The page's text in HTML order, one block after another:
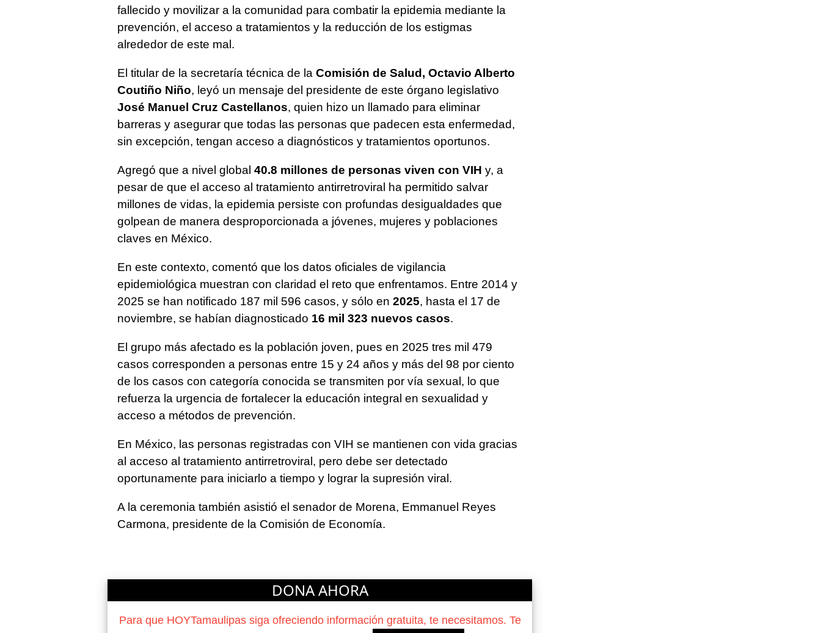
fallecido y movilizar a la comunidad para combatir la epidemia mediante la
prevención, el acceso a tratamientos y la reducción de los estigmas
alrededor de este mal.
El titular de la secretaría técnica de la Comisión de Salud, Octavio Alberto
Coutiño Niño, leyó un mensaje del presidente de este órgano legislativo
José Manuel Cruz Castellanos, quien hizo un llamado para eliminar
barreras y asegurar que todas las personas que padecen esta enfermedad,
sin excepción, tengan acceso a diagnósticos y tratamientos oportunos.
Agregó que a nivel global 40.8 millones de personas viven con VIH y, a
pesar de que el acceso al tratamiento antirretroviral ha permitido salvar
millones de vidas, la epidemia persiste con profundas desigualdades que
golpean de manera desproporcionada a jóvenes, mujeres y poblaciones
claves en México.
En este contexto, comentó que los datos oficiales de vigilancia
epidemiológica muestran con claridad el reto que enfrentamos. Entre 2014 y
2025 se han notificado 187 mil 596 casos, y sólo en 2025, hasta el 17 de
noviembre, se habían diagnosticado 16 mil 323 nuevos casos.
El grupo más afectado es la población joven, pues en 2025 tres mil 479
casos corresponden a personas entre 15 y 24 años y más del 98 por ciento
de los casos con categoría conocida se transmiten por vía sexual, lo que
refuerza la urgencia de fortalecer la educación integral en sexualidad y
acceso a métodos de prevención.
En México, las personas registradas con VIH se mantienen con vida gracias
al acceso al tratamiento antirretroviral, pero debe ser detectado
oportunamente para iniciarlo a tiempo y lograr la supresión viral.
A la ceremonia también asistió el senador de Morena, Emmanuel Reyes
Carmona, presidente de la Comisión de Economía.
DONA AHORA
Para que HOYTamaulipas siga ofreciendo información gratuita, te necesitamos. Te